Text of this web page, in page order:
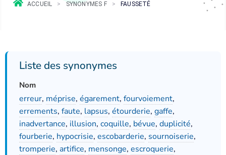
ACCUEIL > SYNONYMES F > FAUSSETÉ
Liste des synonymes
Nom
erreur, méprise, égarement, fourvoiement,
errements, faute, lapsus, étourderie, gaffe,
inadvertance, illusion, coquille, bévue, duplicité,
fourberie, hypocrisie, escobarderie, sournoiserie,
tromperie, artifice, mensonge, escroquerie,